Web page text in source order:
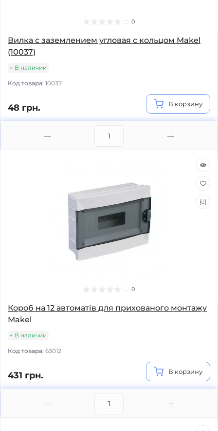
0
Вилка с заземлением угловая с кольцом Makel
(10037)
В наличии
Код товара: 10037
48 грн. В корзину
0
Короб на 12 автоматів для прихованого монтажу
Makel
В наличии
Код товара: 63012
431 грн. В корзину